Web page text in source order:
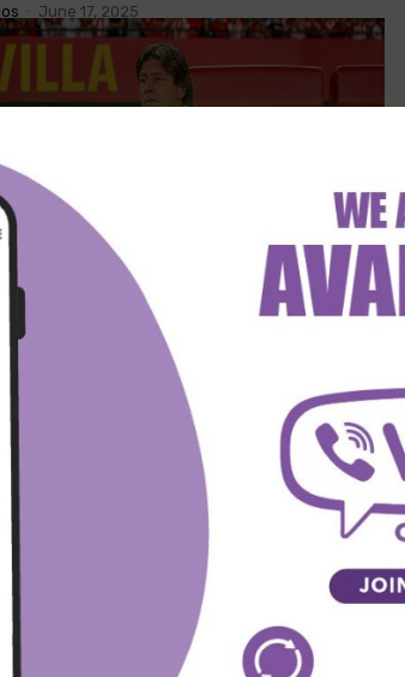
June 17, 2025
FUDBAL
trener preuzima kormilo Sevilje
tri godine
FUDBAL